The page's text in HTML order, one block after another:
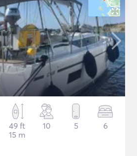
49 ft
15 m
10 5 6